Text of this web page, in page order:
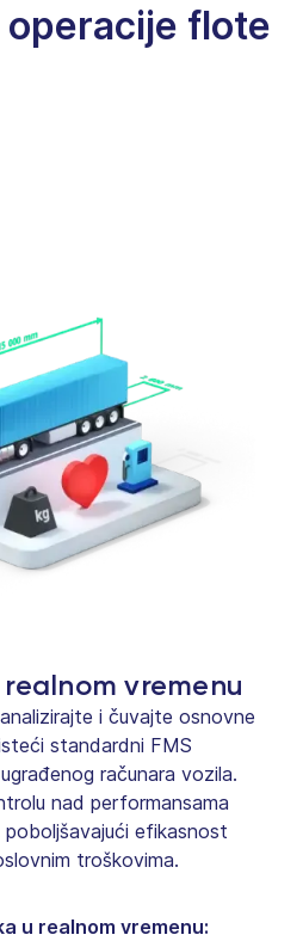
operacije flote
vremenu
i čuvajte osnovne
standardni FMS
računara vozila.
nad performansama
efikasnost
troškovima.
u realnom vremenu: